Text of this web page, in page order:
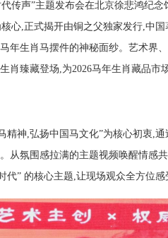
传声”主题发布会在北京徐悲鸿纪
心,正式揭开由铜之父独家发行,中
年生肖马摆件的神秘面纱。艺术界
肖臻藏登场,为2026马年生肖藏品市
精神,弘扬中国马文化”为核心初衷
从氛围感拉满的主题视频唤醒情感
代” 的核心主题,让现场观众全方位